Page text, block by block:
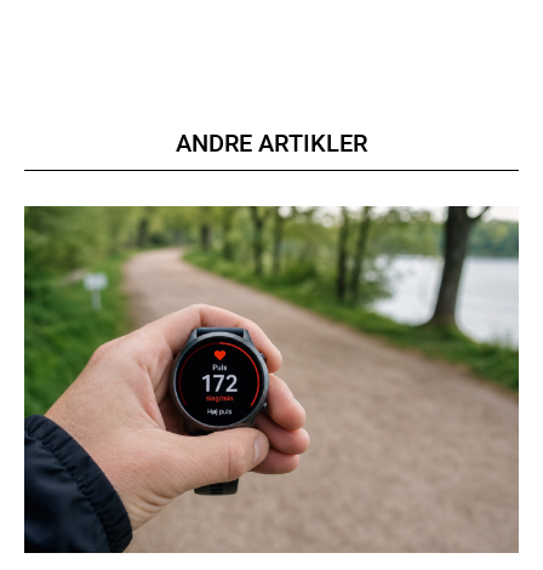
Member full access
100DKK / year
Etiam est nibh, lobortis sit
Praesent euismod ac
Ut mollis pellentesque tortor
Nullam eu erat condimentum
Donec quis est ac felis
Orci varius natoque dolor
ANDRE ARTIKLER